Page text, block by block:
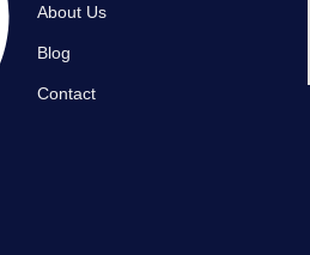
About Us
Blog
Contact